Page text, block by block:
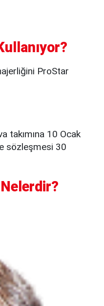
ProStar
takımına 10 Ocak
sözleşmesi 30